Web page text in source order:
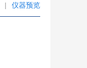
| 仪器预览